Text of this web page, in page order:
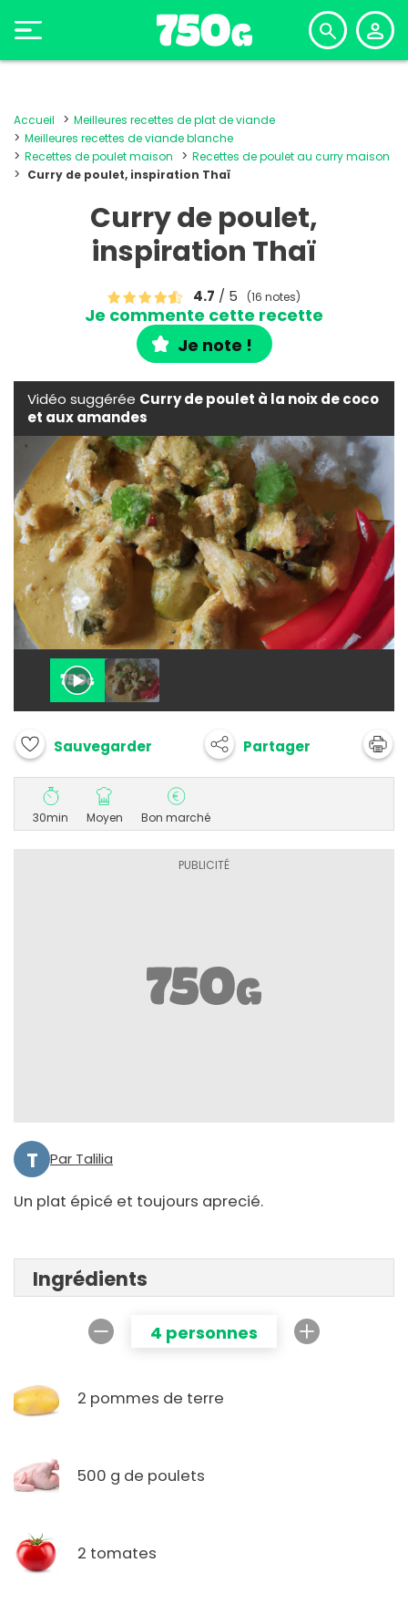
Accueil
Meilleures recettes de plat de viande
Meilleures recettes de viande blanche
Recettes de poulet maison
Recettes de poulet au curry maison
Curry de poulet, inspiration Thaï
Curry de poulet,
inspiration Thaï
4.7 / 5 (16 notes)
Je commente cette recette
Je note !
Vidéo suggérée Curry de poulet à la noix de coco
et aux amandes
Sauvegarder Partager
30min Moyen Bon marché
T Par Talilia
Un plat épicé et toujours aprecié.
Ingrédients
4 personnes
2 pommes de terre
500 g de poulets
2 tomates